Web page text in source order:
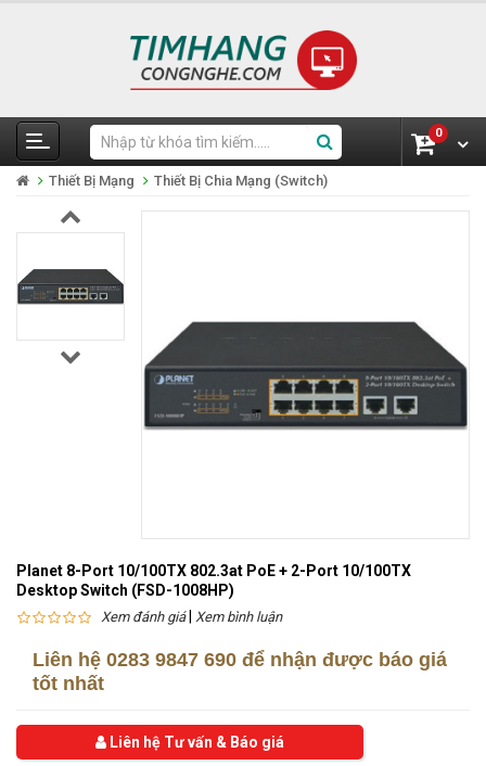
0
Thiết Bị Mạng Thiết Bị Chia Mạng (Switch)
Planet 8-Port 10/100TX 802.3at PoE + 2-Port 10/100TX
Desktop Switch (FSD-1008HP)
Xem đánh giá| Xem bình luận
Liên hệ 0283 9847 690 để nhận được báo giá
tốt nhất
Liên hệ Tư vấn & Báo giá